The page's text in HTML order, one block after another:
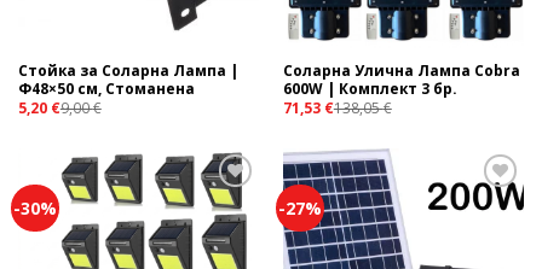
Стойка за Соларна Лампа |
Φ48×50 см, Стоманена
5,20 €9,00€
Соларна Улична Лампа Cobra
600W | Комплект 3 бр.
71,53 €138,05€
-30%
Add to
wishlist
-27%